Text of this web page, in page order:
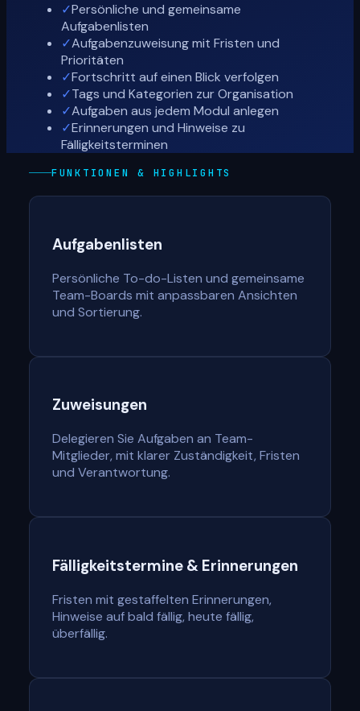
✓Persönliche und gemeinsame
Aufgabenlisten
✓Aufgabenzuweisung mit Fristen und
Prioritäten
✓Fortschritt auf einen Blick verfolgen
✓Tags und Kategorien zur Organisation
✓Aufgaben aus jedem Modul anlegen
✓Erinnerungen und Hinweise zu
Fälligkeitsterminen
FUNKTIONEN & HIGHLIGHTS
Aufgabenlisten
Persönliche To-do-Listen und gemeinsame
Team-Boards mit anpassbaren Ansichten
und Sortierung.
Zuweisungen
Delegieren Sie Aufgaben an Team-
Mitglieder, mit klarer Zuständigkeit, Fristen
und Verantwortung.
Fälligkeitstermine & Erinnerungen
Fristen mit gestaffelten Erinnerungen,
Hinweise auf bald fällig, heute fällig,
überfällig.